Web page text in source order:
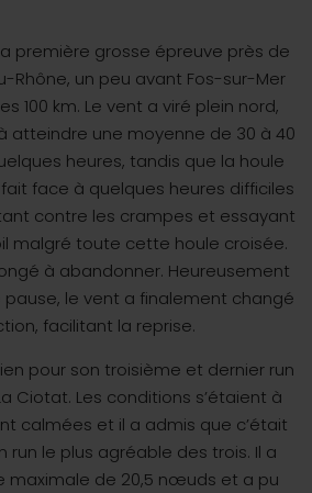
première grosse épreuve près de
Rhône, un peu avant Fos-sur-Mer
100 km. Le vent a viré plein nord,
atteindre une moyenne de 30 à 40
heures, tandis que la houle
fait face à quelques heures difficiles
contre les crampes et essayant
malgré toute cette houle croisée.
à abandonner. Heureusement
le vent a finalement changé
facilitant la reprise.
pour son troisième et dernier run
Ciotat. Les conditions s’étaient à
calmées et il a admis que c’était
le plus agréable des trois. Il a
maximale de 20,5 nœuds et a pu